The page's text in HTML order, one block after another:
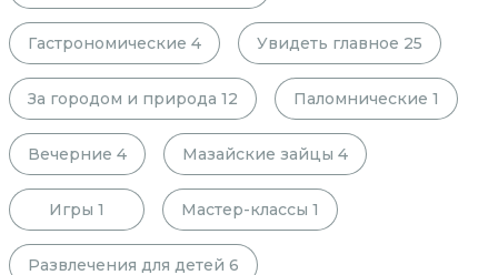
Гастрономические 4 Увидеть главное 25
За городом и природа 12 Паломнические 1
Вечерние 4 Мазайские зайцы 4
Игры 1 Мастер-классы 1
Развлечения для детей 6